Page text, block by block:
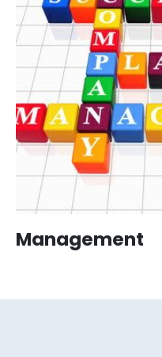
Management